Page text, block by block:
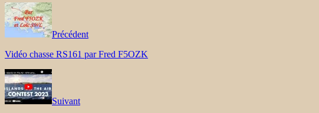
Précédent
Vidéo chasse RS161 par Fred F5OZK
Suivant